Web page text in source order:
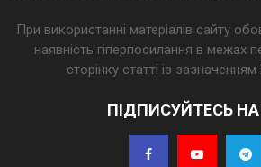
При використанні матеріалів сайту
наявність гіперпосилання в межах
сторінку статті із зазначенням
ПІДПИСУЙТЕСЬ